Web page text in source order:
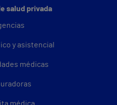
salud privada
y asistencial
médicas